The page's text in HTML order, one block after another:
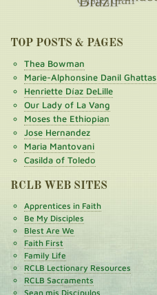
TOP POSTS & PAGES
Thea Bowman
Marie-Alphonsine Danil Ghattas
Henriette Díaz DeLille
Our Lady of La Vang
Moses the Ethiopian
Jose Hernandez
Maria Mantovani
Casilda of Toledo
RCLB WEB SITES
Apprentices in Faith
Be My Disciples
Blest Are We
Faith First
Family Life
RCLB Lectionary Resources
RCLB Sacraments
Sean mis Discípulos